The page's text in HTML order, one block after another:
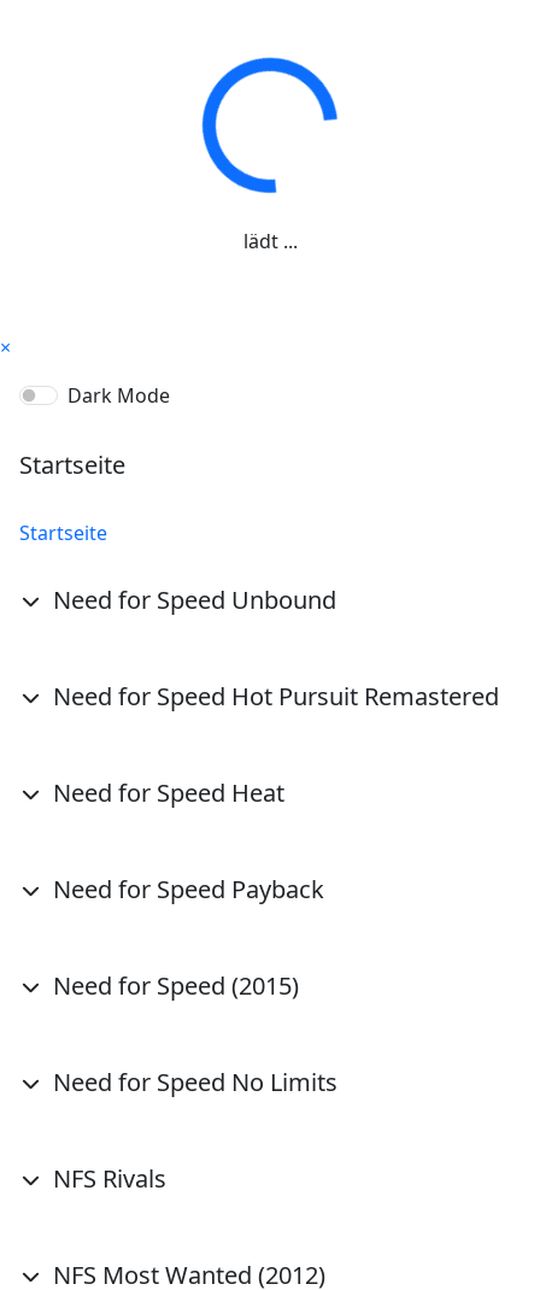
lädt ...
×
Dark Mode
Startseite
Startseite
Need for Speed Unbound
Need for Speed Hot Pursuit Remastered
Need for Speed Heat
Need for Speed Payback
Need for Speed (2015)
Need for Speed No Limits
NFS Rivals
NFS Most Wanted (2012)